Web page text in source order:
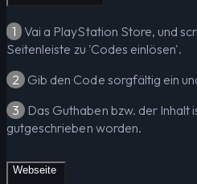
1 Vai a PlayStation Store, und
Seitenleiste zu 'Codes einlösen'.
2 Gib den Code sorgfältig ein
3 Das Guthaben bzw. der Inhalt
gutgeschrieben worden.
Webseite